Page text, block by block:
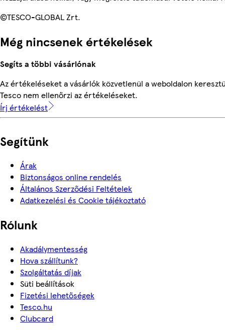
©TESCO-GLOBAL Zrt.
Még nincsenek értékelések
Segíts a többi vásárlónak
Az értékeléseket a vásárlók közvetlenül a weboldalon
Tesco nem ellenőrzi az értékeléseket.
Írj értékelést
Segítünk
Árak
Biztonságos online rendelés
Általános Szerződési Feltételek
Adatkezelési és Cookie tájékoztató
Rólunk
Akadálymentesség
Hova szállítunk?
Szolgáltatás díjak
Süti beállítások
Fizetési lehetőségek
Tesco.hu
Clubcard